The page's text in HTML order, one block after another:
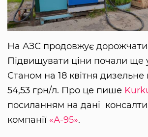
На АЗС продовжує дорожчати
Підвищувати ціни почали ще
Станом на 18 квітня дизельне
54,53 грн/л. Про це пише
посиланням на дані
компанії «А-95».